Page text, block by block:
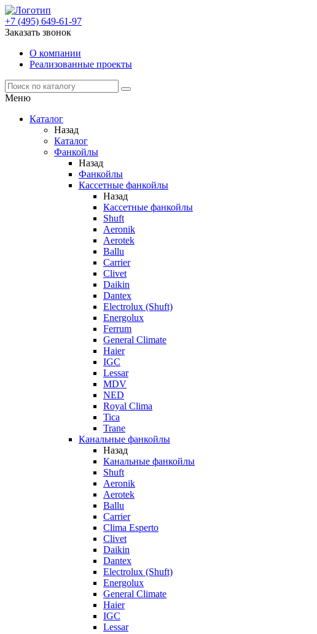
+7 (495) 649-61-97
Заказать звонок
О компании
Реализованные проекты
Меню
Каталог
Назад
Каталог
Фанкойлы
Назад
Фанкойлы
Кассетные фанкойлы
Назад
Кассетные фанкойлы
Shuft
Aeronik
Aerotek
Ballu
Carrier
Clivet
Daikin
Dantex
Electrolux (Shuft)
Energolux
Ferrum
General Climate
Haier
IGC
Lessar
MDV
NED
Royal Clima
Tica
Trane
Канальные фанкойлы
Назад
Канальные фанкойлы
Shuft
Aeronik
Aerotek
Ballu
Carrier
Clima Esperto
Clivet
Daikin
Dantex
Electrolux (Shuft)
Energolux
General Climate
Haier
IGC
Lessar